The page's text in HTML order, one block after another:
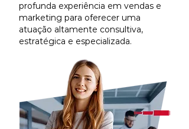
profunda experiência em vendas e
marketing para oferecer uma
atuação altamente consultiva,
estratégica e especializada.